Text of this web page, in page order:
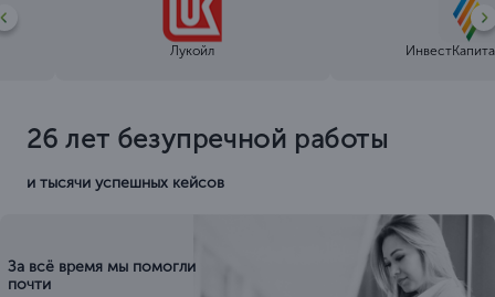
Лукойл
26 лет безупречной работы
и тысячи успешных кейсов
За всё время мы помогли
почти